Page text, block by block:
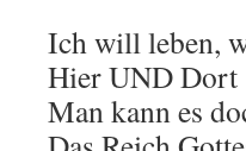
Ich will leben,
Hier UND Dort
Man kann es